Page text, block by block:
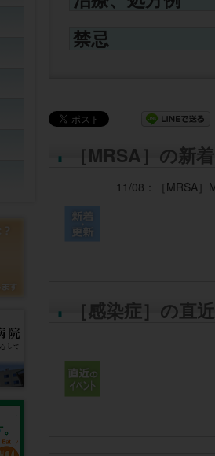
禁忌
［MRSA］の新
11/08： ［MRSA］
［感染症］の直